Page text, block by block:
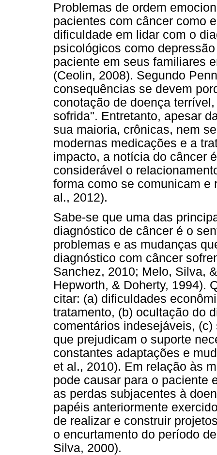
Problemas de ordem
pacientes com câncer como
dificuldade em lidar com o
psicológicos como
paciente em seus familiares
(Ceolin, 2008). Segundo
consequências se devem
conotação de doença
sofrida". Entretanto, apesar
sua maioria, crônicas, nem
modernas medicações e a
impacto, a notícia do câncer
considerável o
forma como se comunicam e
al., 2012).
Sabe-se que uma das
diagnóstico de câncer é o
problemas e as mudanças
diagnóstico com câncer
Sanchez, 2010; Melo, Silva,
Hepworth, & Doherty, 1994).
citar: (a) dificuldades
tratamento, (b) ocultação do
comentários indesejáveis,
que prejudicam o suporte
constantes adaptações e
et al., 2010). Em relação às
pode causar para o paciente
as perdas subjacentes à
papéis anteriormente
de realizar e construir
o encurtamento do período
Silva, 2000).